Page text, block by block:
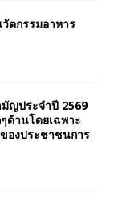
ตกรรมอาหาร
ญประจำปี 2569
ด้านโดยเฉพาะ
องประชาชนการ